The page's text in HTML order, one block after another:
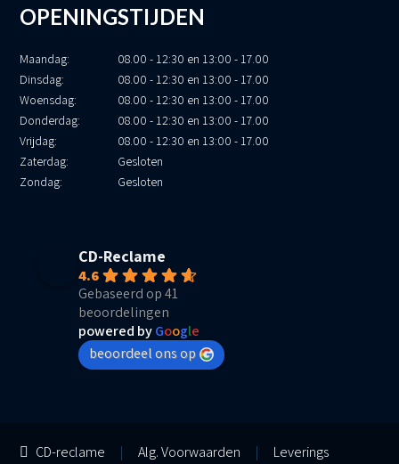
OPENINGSTIJDEN
Maandag:
08.00 - 12:30 en 13:00 - 17.00
Dinsdag:
08.00 - 12:30 en 13:00 - 17.00
Woensdag:
08.00 - 12:30 en 13:00 - 17.00
Donderdag:
08.00 - 12:30 en 13:00 - 17.00
Vrijdag:
08.00 - 12:30 en 13:00 - 17.00
Zaterdag:
Gesloten
Zondag:
Gesloten
CD-Reclame
4.6
Gebaseerd op 41
beoordelingen
powered byGoogle
beoordeel ons op
CD-reclame | Alg. Voorwaarden | Leverings